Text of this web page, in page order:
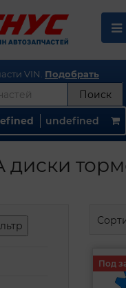
VIN. Подобрать
Поиск
undefined
диски
Под